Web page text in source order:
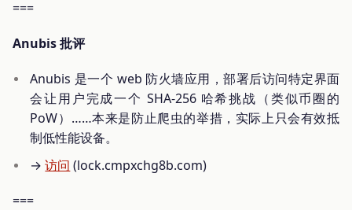
===
Anubis 批评
Anubis 是一个 web 防火墙应用，部署后访问特定界面
会让用户完成一个 SHA-256 哈希挑战（类似币圈的
PoW）……本来是防止爬虫的举措，实际上只会有效抵
制低性能设备。
→访问 (lock.cmpxchg8b.com)
===